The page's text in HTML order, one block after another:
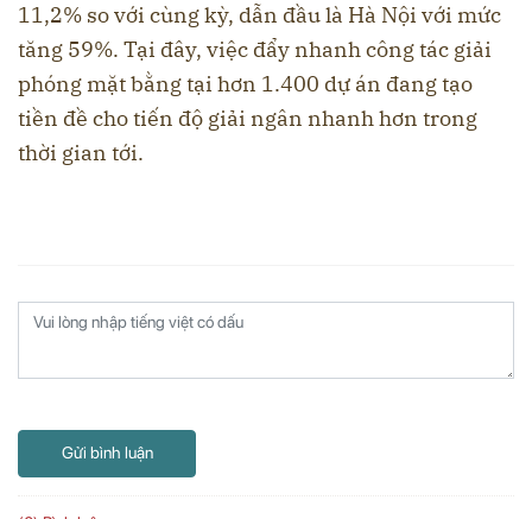
11,2% so với cùng kỳ, dẫn đầu là Hà Nội với mức
tăng 59%. Tại đây, việc đẩy nhanh công tác giải
phóng mặt bằng tại hơn 1.400 dự án đang tạo
tiền đề cho tiến độ giải ngân nhanh hơn trong
thời gian tới.
Gửi bình luận